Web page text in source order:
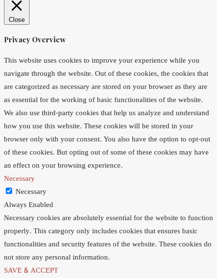
Close
Privacy Overview
This website uses cookies to improve your experience while you
navigate through the website. Out of these cookies, the cookies that
are categorized as necessary are stored on your browser as they are
as essential for the working of basic functionalities of the website.
We also use third-party cookies that help us analyze and understand
how you use this website. These cookies will be stored in your
browser only with your consent. You also have the option to opt-out
of these cookies. But opting out of some of these cookies may have
an effect on your browsing experience.
Necessary
Necessary
Always Enabled
Necessary cookies are absolutely essential for the website to function
properly. This category only includes cookies that ensures basic
functionalities and security features of the website. These cookies do
not store any personal information.
SAVE & ACCEPT